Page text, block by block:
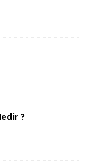
?